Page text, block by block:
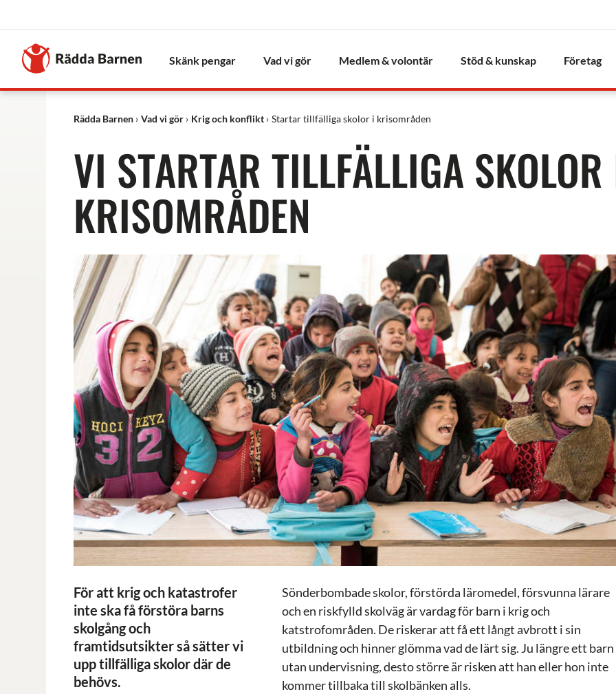
Till
Rädda
Barnens
startsida
Skänk pengar Vad vi gör Medlem & volontär Stöd & kunskap Företag
Rädda Barnen Vad vi gör Krig och konflikt Startar tillfälliga skolor i krisområden
VI STARTAR TILLFÄLLIGA
KRISOMRÅDEN
För att krig och katastrofer
inte ska få förstöra barns
skolgång och
framtidsutsikter så sätter vi
upp tillfälliga skolor där de
behövs.
Sönderbombade skolor, förstörda läromedel, försvunna lärare
och en riskfylld skolväg är vardag för barn i krig och
katstrofområden. De riskerar att få ett långt avbrott i sin
utbildning och hinner glömma vad de lärt sig. Ju längre ett barn
utan undervisning, desto större är risken att han eller hon inte
kommer tillbaka till skolbänken alls.